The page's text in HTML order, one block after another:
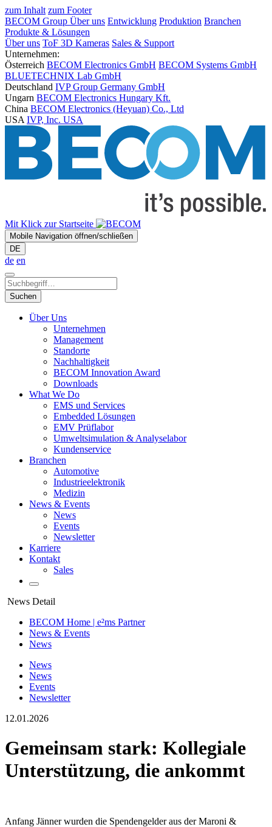
zum Inhalt zum Footer
BECOM Group Über uns Entwicklung Produktion Branchen
Produkte & Lösungen
Über uns ToF 3D Kameras Sales & Support
Unternehmen:
Österreich BECOM Electronics GmbH BECOM Systems GmbH
BLUETECHNIX Lab GmbH
Deutschland IVP Group Germany GmbH
Ungarn BECOM Electronics Hungary Kft.
China BECOM Electronics (Heyuan) Co., Ltd
USA IVP, Inc. USA
Mit Klick zur Startseite
Mobile Navigation öffnen/schließen
DE
de en
Suchen
Über Uns
Unternehmen
Management
Standorte
Nachhaltigkeit
BECOM Innovation Award
Downloads
What We Do
EMS und Services
Embedded Lösungen
EMV Prüflabor
Umweltsimulation & Analyselabor
Kundenservice
Branchen
Automotive
Industrieelektronik
Medizin
News & Events
News
Events
Newsletter
Karriere
Kontakt
Sales
News Detail
BECOM Home | e²ms Partner
News & Events
News
News
News
Events
Newsletter
12.01.2026
Gemeinsam stark: Kollegiale
Unterstützung, die ankommt
Anfang Jänner wurden die Spendengelder aus der Maroni &